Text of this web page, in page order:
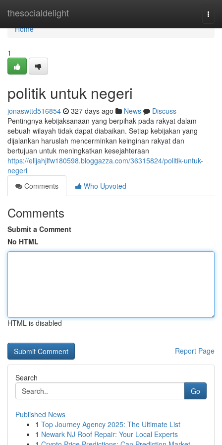
thesocialdelight
Home
Home
1
politik untuk negeri
jonaswttd516854 327 days ago News
Discuss
Pentingnya kebijaksanaan yang berpihak pada rakyat dalam
sebuah wilayah tidak dapat diabaikan. Setiap kebijakan yang
dijalankan haruslah mencerminkan keinginan rakyat dan
bertujuan untuk meningkatkan kesejahteraan
https://elijahjlfw180598.bloggazza.com/36315824/politik-untuk-
negeri
Comments
Who Upvoted
Comments
Submit a Comment
No HTML
HTML is disabled
Report Page
Search
Go
Published News
1 Top Journey Agency 2025: The Ultimate List
1 Newark NJ Roof Repair: Your Local Experts